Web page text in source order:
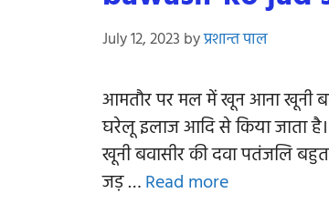
July 12, 2023 byप्रशान्त पाल
आमतौर पर मल में खून आना खूनी
घरेलू इलाज आदि से किया जाता
खूनी बवासीर की दवा पतंजलि
जड़ …Read more